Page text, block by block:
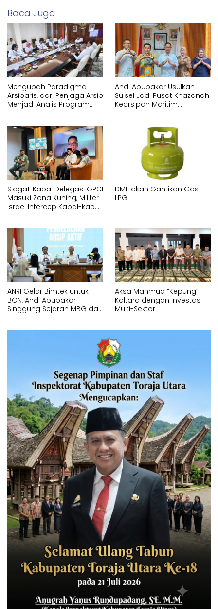
Baca Juga
Mengubah Paradigma
Arsiparis, dari Penjaga Arsip
Menjadi Analis Program
Andi Abubakar Usulkan
Sulsel Jadi Pusat Khazanah
Kearsipan Maritim
Siaga1! Kapal Delegasi GPCI
Masuki Zona Kuning, Militer
Israel Intercep Kapal-kapal
DME akan Gantikan Gas
LPG
ANRI Gelar Bimtek untuk
BGN, Andi Abubakar
Singgung Sejarah MBG dari
Aksa Mahmud “Kepung”
Kaltara dengan Investasi
Multi-Sektor